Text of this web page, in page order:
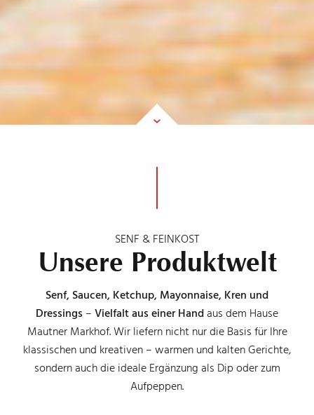
SENF & FEINKOST
Unsere Produktwelt
Senf, Saucen, Ketchup, Mayonnaise, Kren und
Dressings–Vielfalt aus einer Handaus dem Hause
Mautner Markhof. Wir liefern nicht nur die Basis für Ihre
klassischen und kreativen – warmen und kalten Gerichte,
sondern auch die ideale Ergänzung als Dip oder zum
Aufpeppen.